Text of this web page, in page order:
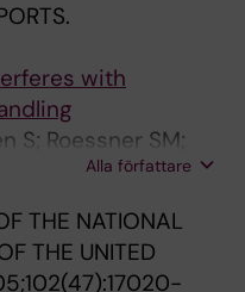
with
S; Roessner SM;
O; Pugliese A;
Alla författare
THE NATIONAL
THE UNITED